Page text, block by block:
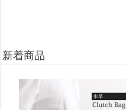
新着商品